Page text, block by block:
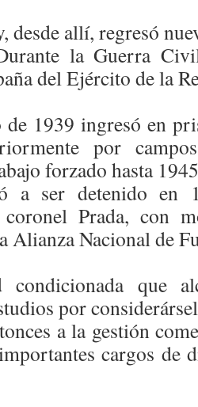
desde allí, regresó
la Guerra
del Ejército de la
1939 ingresó en
por
forzado hasta
a ser detenido en
Prada, con
Alianza Nacional de
que
por
a la gestión
cargos de